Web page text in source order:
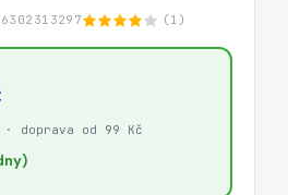
(1)
· doprava od 99 Kč